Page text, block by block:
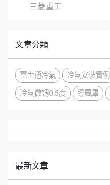
三菱重工
文章分類
富士通冷氣 冷氣安裝實例
冷氣微調0.5度
導風罩
最新文章